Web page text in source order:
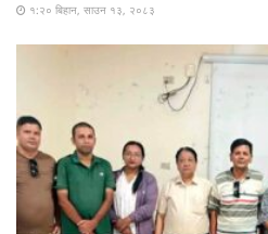
१:२० बिहान, साउन १३, २०८३